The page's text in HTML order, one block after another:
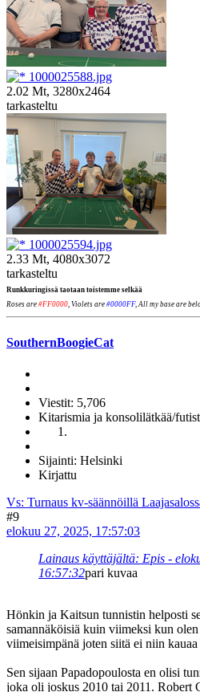
1000025588.jpg
2.02 Mt, 3280x2464
tarkasteltu
1000025594.jpg
2.33 Mt, 4080x3072
tarkasteltu
Runkkuringissä taotaan toistemme selkää
Roses are #FF0000, Violets are #0000FF, All my base are
SouthernBoogieCat
Viestit: 5,706
Kitarismia ja konsolilätkää/
Sijainti: Helsinki
Kirjattu
Vs: Turnaus kv-säännöillä
#9
elokuu 27, 2025, 17:57:03
Lainaus käyttäjältä: Epis -
16:57:32pari kuvaa
Hönkin ja Kaitsun tunnistin helposti
samannäköisiä kuin viimeksi kun
viimeisimpänä joten siitä ei niin kauaa
Sen sijaan Papadopoulosta en olisi
joka oli joskus 2010 tai 2011. Robert